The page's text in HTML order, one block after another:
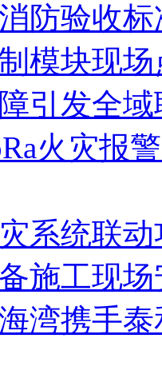
防验收标
模块现
引发全
火灾报
系统联
施工现
湾携手